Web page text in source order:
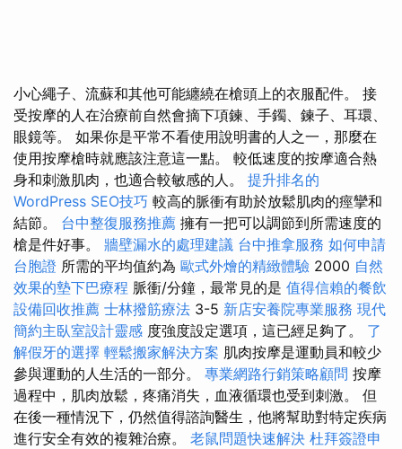
小心繩子、流蘇和其他可能纏繞在槍頭上的衣服配件。 接
受按摩的人在治療前自然會摘下項鍊、手鐲、鍊子、耳環、
眼鏡等。 如果你是平常不看使用說明書的人之一，那麼在
使用按摩槍時就應該注意這一點。 較低速度的按摩適合熱
身和刺激肌肉，也適合較敏感的人。 提升排名的
WordPress SEO技巧 較高的脈衝有助於放鬆肌肉的痙攣和
結節。 台中整復服務推薦 擁有一把可以調節到所需速度的
槍是件好事。 牆壁漏水的處理建議 台中推拿服務 如何申請
台胞證 所需的平均值約為 歐式外燴的精緻體驗 2000 自然
效果的墊下巴療程 脈衝/分鐘，最常見的是 值得信賴的餐飲
設備回收推薦 士林撥筋療法 3-5 新店安養院專業服務 現代
簡約主臥室設計靈感 度強度設定選項，這已經足夠了。 了
解假牙的選擇 輕鬆搬家解決方案 肌肉按摩是運動員和較少
參與運動的人生活的一部分。 專業網路行銷策略顧問 按摩
過程中，肌肉放鬆，疼痛消失，血液循環也受到刺激。 但
在後一種情況下，仍然值得諮詢醫生，他將幫助對特定疾病
進行安全有效的複雜治療。 老鼠問題快速解決 杜拜簽證申